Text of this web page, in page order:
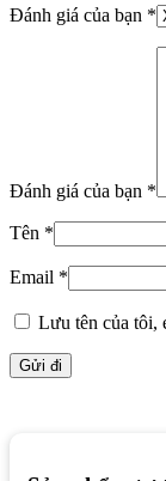
Đánh giá của bạn *
Đánh giá của bạn *
Tên *
Email *
Lưu tên của tôi,